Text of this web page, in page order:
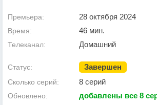
Премьера: 28 октября 2024
Время: 46 мин.
Телеканал: Домашний
Статус: Завершен
Сколько серий: 8 серий
Обновлено: добавлены все 8